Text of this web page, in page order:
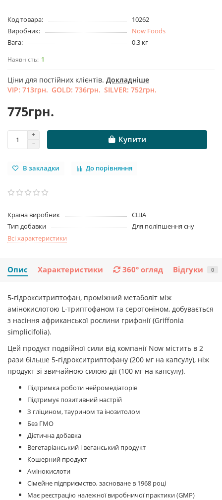
Код товара:
10262
Виробник:
Now Foods
Вага:
0.3 кг
1
Ціни для постійних клієнтів. Докладніше
VIP: 713грн. GOLD: 736грн. SILVER: 752грн.
775грн.
Купити
В закладки До порівняння
Країна виробник
США
Тип добавки
Для поліпшення сну
Всі характеристики
Опис Характеристики 360° огляд Відгуки 0
5-гідрокситриптофан, проміжний метаболіт між
амінокислотою L-триптофаном та серотоніном, добувається
з насіння африканської рослини грифонії (Griffonia
simplicifolia).
Цей продукт подвійної сили від компанії Now містить в 2
рази більше 5-гідрокситриптофану (200 мг на капсулу), ніж
продукт зі звичайною силою дії (100 мг на капсулу).
Підтримка роботи нейромедіаторів
Підтримує позитивний настрій
З гліцином, таурином та інозитолом
Без ГМО
Дієтична добавка
Вегетаріанський і веганський продукт
Кошерний продукт
Амінокислоти
Сімейне підприємство, засноване в 1968 році
Має реєстрацію належної виробничої практики (GMP)